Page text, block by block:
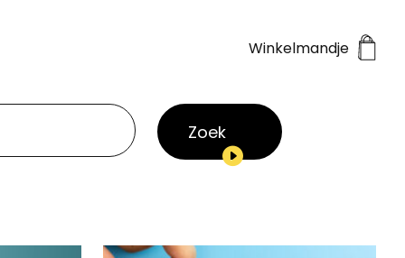
Winkelmandje
Zoek